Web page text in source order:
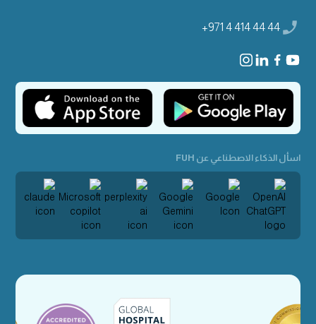
+971 4 414 44 44
اسأل الذكاء الاصطناعي عن FUH